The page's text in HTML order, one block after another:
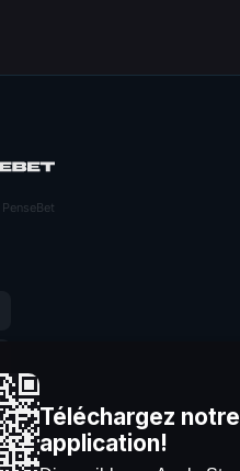
Téléchargez notre
application!